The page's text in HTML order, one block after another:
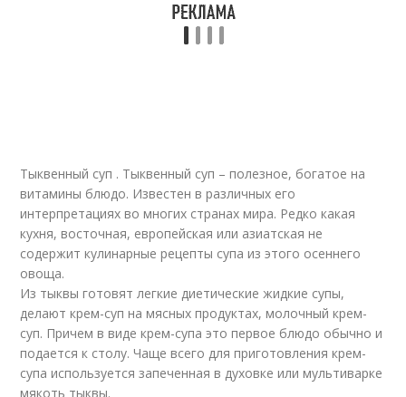
Тыквенный суп . Тыквенный суп – полезное, богатое на
витамины блюдо. Известен в различных его
интерпретациях во многих странах мира. Редко какая
кухня, восточная, европейская или азиатская не
содержит кулинарные рецепты супа из этого осеннего
овоща.
Из тыквы готовят легкие диетические жидкие супы,
делают крем-суп на мясных продуктах, молочный крем-
суп. Причем в виде крем-супа это первое блюдо обычно и
подается к столу. Чаще всего для приготовления крем-
супа используется запеченная в духовке или мультиварке
мякоть тыквы.